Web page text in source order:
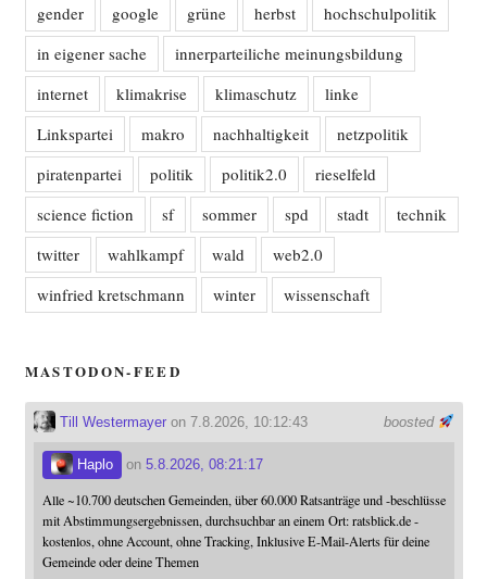
gender
google grüne herbst
hochschulpolitik
in eigener sache
innerparteiliche meinungsbildung
internet
klimakrise klimaschutz
linke
Linkspartei
makro nachhaltigkeit
netzpolitik
piratenpartei
politik politik2.0
rieselfeld
science fiction
sf sommer spd stadt
technik
twitter
wahlkampf wald
web2.0
winfried kretschmann
winter wissenschaft
MASTODON-FEED
boosted
Till Westermayeron 7.8.2026, 10:12:43
Haplo on 5.8.2026, 08:21:17
Alle ~10.700 deutschen Gemeinden, über 60.000 Ratsanträge und -beschlüsse
mit Abstimmungsergebnissen, durchsuchbar an einem Ort: ratsblick.de -
kostenlos, ohne Account, ohne Tracking, Inklusive E-Mail-Alerts für deine
Gemeinde oder deine Themen